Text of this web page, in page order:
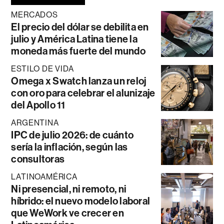
MERCADOS
El precio del dólar se debilita en
julio y América Latina tiene la
moneda más fuerte del mundo
ESTILO DE VIDA
Omega x Swatch lanza un reloj
con oro para celebrar el alunizaje
del Apollo 11
ARGENTINA
IPC de julio 2026: de cuánto
sería la inflación, según las
consultoras
LATINOAMÉRICA
Ni presencial, ni remoto, ni
híbrido: el nuevo modelo laboral
que WeWork ve crecer en